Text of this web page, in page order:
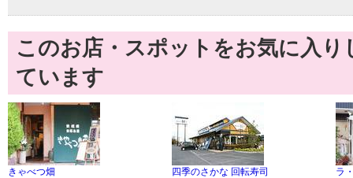
このお店・スポットをお気に入
ています
きゃべつ畑
四季のさかな 回転寿司
ラ